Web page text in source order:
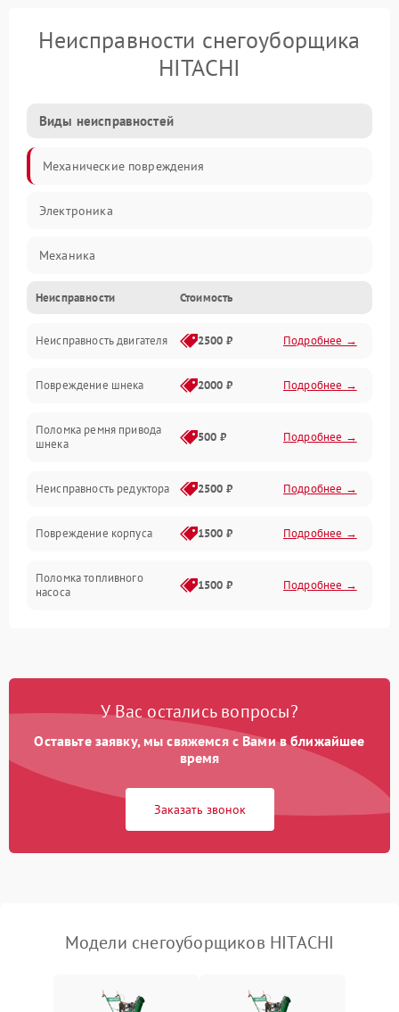
Неисправности снегоуборщика
HITACHI
Виды неисправностей
Механические повреждения
Электроника
Механика
Трансмиссия
Электропитание
Двигатель
Неисправности Стоимость
Неисправность двигателя 2500 ₽ Подробнее →
Повреждение шнека 2000 ₽ Подробнее →
Поломка ремня привода
шнека
500 ₽ Подробнее →
Неисправность редуктора 2500 ₽ Подробнее →
Повреждение корпуса 1500 ₽ Подробнее →
Поломка топливного
насоса
1500 ₽ Подробнее →
карбюратора
Подробнее →
фильтра
300 ₽ Подробнее →
Неисправность системы
Подробнее →
У Вас остались вопросы?
Оставьте заявку, мы свяжемся с Вами в ближайшее
время
Заказать звонок
Модели снегоуборщиков HITACHI